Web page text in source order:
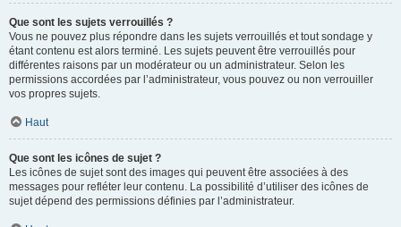
Que sont les sujets verrouillés ?
Vous ne pouvez plus répondre dans les sujets verrouillés et tout sondage y
étant contenu est alors terminé. Les sujets peuvent être verrouillés pour
différentes raisons par un modérateur ou un administrateur. Selon les
permissions accordées par l’administrateur, vous pouvez ou non verrouiller
vos propres sujets.
Haut
Que sont les icônes de sujet ?
Les icônes de sujet sont des images qui peuvent être associées à des
messages pour refléter leur contenu. La possibilité d’utiliser des icônes de
sujet dépend des permissions définies par l’administrateur.